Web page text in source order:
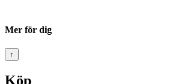
Mer för dig
↑
Köp